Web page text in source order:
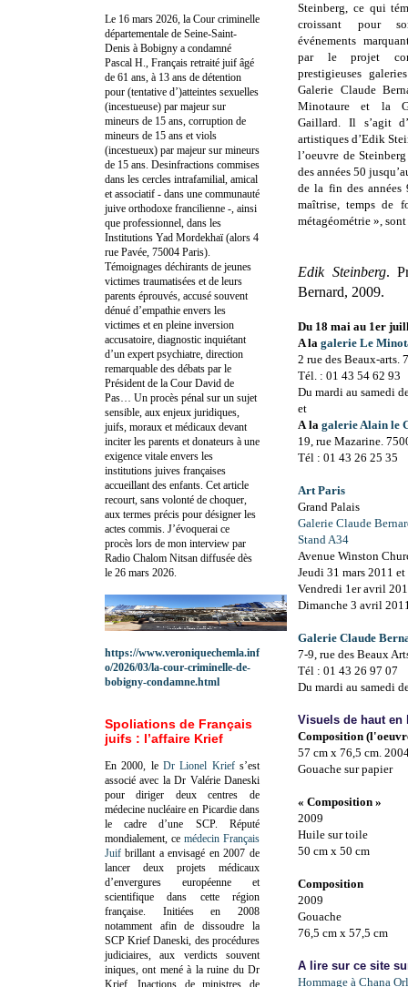
Steinberg, ce qui
croissant pour
événements
par le projet
prestigieuses
Galerie Claude
Minotaure et la
Gaillard. Il s’agit
artistiques d’Edik
l’oeuvre de
des années 50
de la fin des années
maîtrise, temps de
métagéométrie »,
Edik Steinberg.
Bernard, 2009.
Du 18 mai au 1er
A la galerie Le
2 rue des Beaux-arts.
Tél. : 01 43 54 62 93
Du mardi au samedi
et
Ala galerie Alain le
19, rue Mazarine.
Tél : 01 43 26 25 35
Art Paris
Grand Palais
Galerie Claude
Stand A34
Avenue Winston
Jeudi 31 mars 2011
Vendredi 1er avril
Dimanche 3 avril
Galerie Claude
7-9, rue des Beaux
Tél : 01 43 26 97 07
Du mardi au samedi
Visuels de haut en
Composition
57 cm x 76,5 cm.
Gouache sur papier
« Composition »
2009
Huile sur toile
50 cm x 50 cm
Composition
2009
Gouache
76,5 cm x 57,5 cm
A lire sur ce site
Hommage à Chana
Le 16 mars 2026, la Cour criminelle
départementale de Seine-Saint-
Denis à Bobigny a condamné
Pascal H., Français retraité juif âgé
de 61 ans, à 13 ans de détention
pour (tentative d’)atteintes sexuelles
(incestueuse) par majeur sur
mineurs de 15 ans, corruption de
mineurs de 15 ans et viols
(incestueux) par majeur sur mineurs
de 15 ans. Desinfractions commises
dans les cercles intrafamilial, amical
et associatif - dans une communauté
juive orthodoxe francilienne -, ainsi
que professionnel, dans les
Institutions Yad Mordekhaï (alors 4
rue Pavée, 75004 Paris).
Témoignages déchirants de jeunes
victimes traumatisées et de leurs
parents éprouvés, accusé souvent
dénué d’empathie envers les
victimes et en pleine inversion
accusatoire, diagnostic inquiétant
d’un expert psychiatre, direction
remarquable des débats par le
Président de la Cour David de
Pas… Un procès pénal sur un sujet
sensible, aux enjeux juridiques,
juifs, moraux et médicaux devant
inciter les parents et donateurs à une
exigence vitale envers les
institutions juives françaises
accueillant des enfants. Cet article
recourt, sans volonté de choquer,
aux termes précis pour désigner les
actes commis. J’évoquerai ce
procès lors de mon interview par
Radio Chalom Nitsan diffusée dès
le 26 mars 2026.
https://www.veroniquechemla.inf
o/2026/03/la-cour-criminelle-de-
bobigny-condamne.html
Spoliations de Français
juifs : l’affaire Krief
En 2000, le Dr Lionel Kriefs’est
associé avec la Dr Valérie Daneski
pour diriger deux centres de
médecine nucléaire en Picardie dans
le cadre d’une SCP. Réputé
mondialement, ce médecin Français
Juif brillant a envisagé en 2007 de
lancer deux projets médicaux
d’envergures européenne et
scientifique dans cette région
française. Initiées en 2008
notamment afin de dissoudre la
SCP Krief Daneski, des procédures
judiciaires, aux verdicts souvent
iniques, ont mené à la ruine du Dr
Krief.Inactions de ministres de